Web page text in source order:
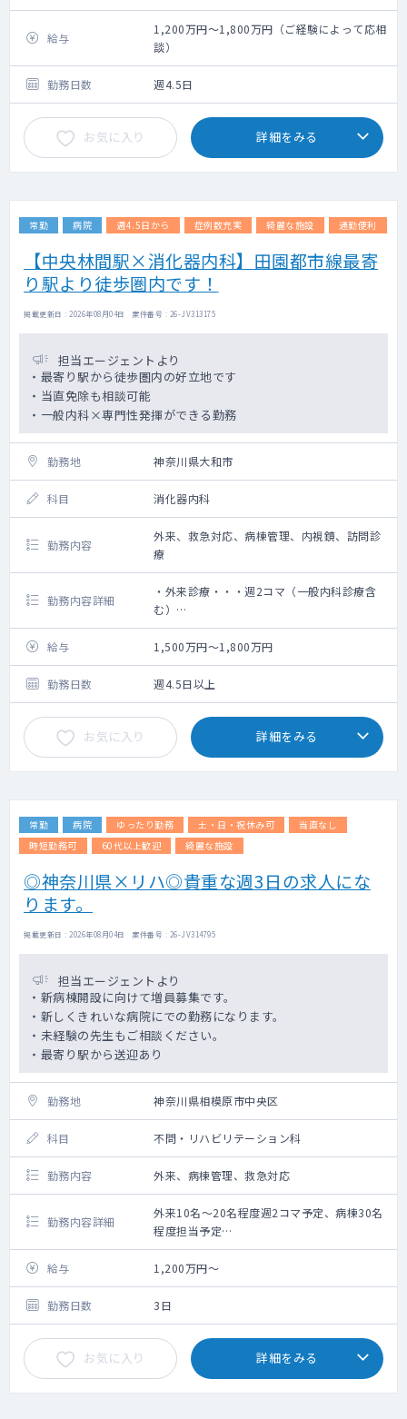
救急搬入数：1,2台/1日 ※月50件程度
・常勤（内科）6人体制
・内視鏡 上下部1コマ程度 担当予定
給与
1,200万円～1,800万円（ご経験によって応相
談）
勤務日数 週4.5日
お気に入り 詳細をみる
常勤 病院 週4.5日から 症例数充実 綺麗な施設 通勤便利
【中央林間駅×消化器内科】田園都市線最寄
り駅より徒歩圏内です！
掲載更新日 : 2026年08月04日 案件番号 : 26-JV313175
担当エージェントより
・最寄り駅から徒歩圏内の好立地です
・当直免除も相談可能
・一般内科×専門性発揮ができる勤務
勤務地 神奈川県大和市
科目 消化器内科
勤務内容
外来、救急対応、病棟管理、内視鏡、訪問診
療
勤務内容詳細
・外来診療・・・週2コマ（一般内科診療含
む）
・病棟管理・・・10名程度（消化器疾患に加
え、肺炎・脱水・めまい等を含む）
・内視鏡検査・治療・・・週2,3コマ程度（上
部・下部）
・日中の内科救急・・・週1.2コマ程度（主に
高齢者の内科系二次救急の初期対応）
・日中の訪問診療・・・週1 コマ（患者宅へ
の訪問、事務職員が同行）
給与 1,500万円～1,800万円
勤務日数 週4.5日以上
お気に入り 詳細をみる
常勤 病院 ゆったり勤務 土・日・祝休み可
当直なし
時短勤務可
60代以上歓迎 綺麗な施設
◎神奈川県×リハ◎貴重な週3日の求人にな
ります。
掲載更新日 : 2026年08月04日 案件番号 : 26-JV314795
担当エージェントより
・新病棟開設に向けて増員募集です。
・新しくきれいな病院にでの勤務になります。
・未経験の先生もご相談ください。
・最寄り駅から送迎あり
勤務地 神奈川県相模原市中央区
科目 不問・リハビリテーション科
勤務内容 外来、病棟管理、救急対応
勤務内容詳細
外来10名～20名程度週2コマ予定、病棟30名
程度担当予定
年1～3程度予定
2027年11月に開設予定の回復期リハビリテー
ション病棟にて、外来、病棟管理等をお願い
します。
それまでは療養病棟での勤務も可能
給与 1,200万円～
勤務日数 3日
お気に入り 詳細をみる